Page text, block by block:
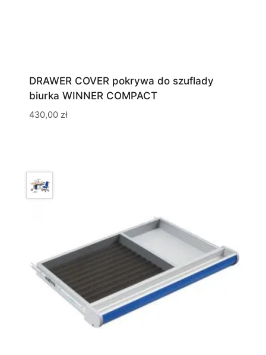
DRAWER COVER pokrywa do szuflady
biurka WINNER COMPACT
430,00 zł